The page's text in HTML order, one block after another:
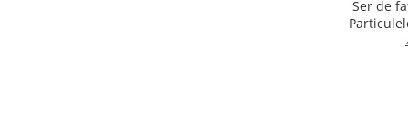
Ser de fata